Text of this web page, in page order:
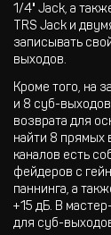
1/4" Jack, а
TRS Jack и
записывать
выходов.
Кроме того, на
и 8 суб-
возврата для
найти 8 прямых
каналов есть
фейдеров с
паннинга, а
+15 дБ. В
для суб-